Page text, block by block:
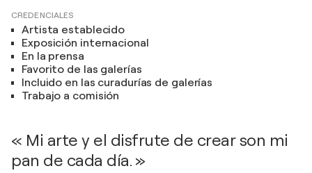
CREDENCIALES
Artista establecido
Exposición internacional
En la prensa
Favorito de las galerías
Incluido en las curadurías de galerías
Trabajo a comisión
« Mi arte y el disfrute de crear son mi
pan de cada día. »